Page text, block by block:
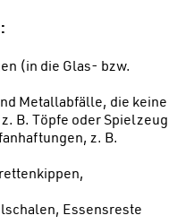
(in die Glas- bzw.
Metallabfälle, die keine
B. Töpfe oder Spielzeug
z. B.
Essensreste